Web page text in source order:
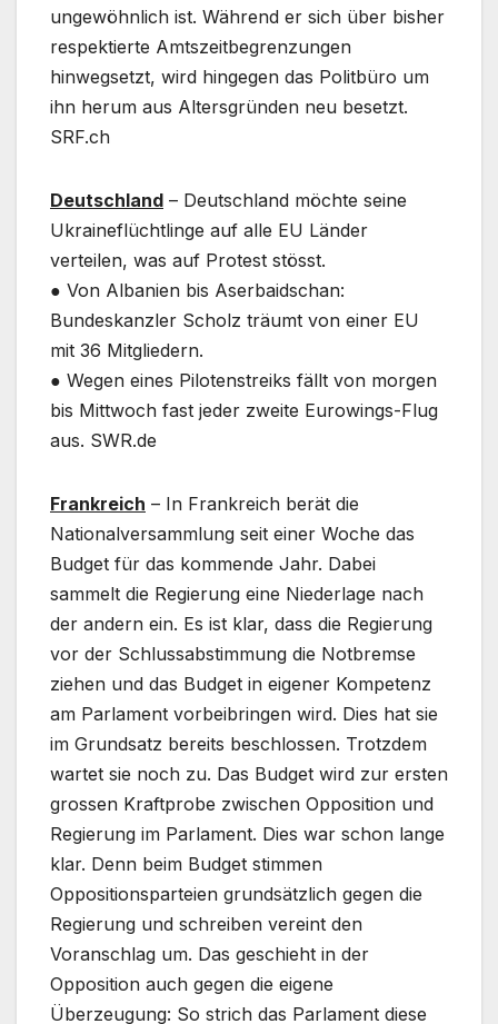
ungewöhnlich ist. Während er sich über bisher
respektierte Amtszeitbegrenzungen
hinwegsetzt, wird hingegen das Politbüro um
ihn herum aus Altersgründen neu besetzt.
SRF.ch
Deutschland – Deutschland möchte seine
Ukraineflüchtlinge auf alle EU Länder
verteilen, was auf Protest stösst.
● Von Albanien bis Aserbaidschan:
Bundeskanzler Scholz träumt von einer EU
mit 36 Mitgliedern.
● Wegen eines Pilotenstreiks fällt von morgen
bis Mittwoch fast jeder zweite Eurowings-Flug
aus. SWR.de
Frankreich – In Frankreich berät die
Nationalversammlung seit einer Woche das
Budget für das kommende Jahr. Dabei
sammelt die Regierung eine Niederlage nach
der andern ein. Es ist klar, dass die Regierung
vor der Schlussabstimmung die Notbremse
ziehen und das Budget in eigener Kompetenz
am Parlament vorbeibringen wird. Dies hat sie
im Grundsatz bereits beschlossen. Trotzdem
wartet sie noch zu. Das Budget wird zur ersten
grossen Kraftprobe zwischen Opposition und
Regierung im Parlament. Dies war schon lange
klar. Denn beim Budget stimmen
Oppositionsparteien grundsätzlich gegen die
Regierung und schreiben vereint den
Voranschlag um. Das geschieht in der
Opposition auch gegen die eigene
Überzeugung: So strich das Parlament diese